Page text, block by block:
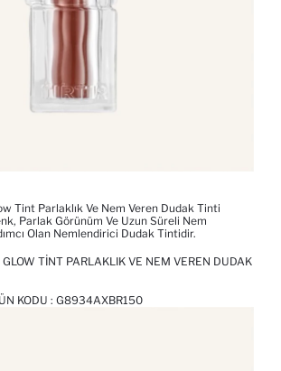
Tint Parlaklık Ve Nem Veren Dudak Tinti
Parlak Görünüm Ve Uzun Süreli Nem
Olan Nemlendirici Dudak Tintidir.
TINT PARLAKLIK VE NEM VEREN DUDAK
KODU : G8934AXBR150